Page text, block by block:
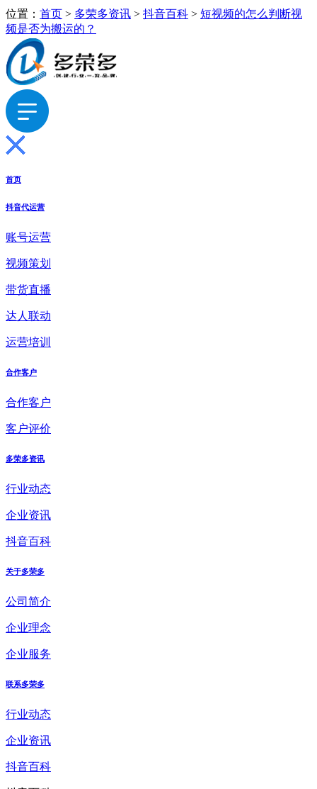
位置： 首页 > 多荣多资讯 > 抖音百科 > 短视频的怎么判断视
频是否为搬运的？
首页
抖音代运营
账号运营
视频策划
带货直播
达人联动
运营培训
合作客户
合作客户
客户评价
多荣多资讯
行业动态
企业资讯
抖音百科
关于多荣多
公司简介
企业理念
企业服务
联系多荣多
行业动态
企业资讯
抖音百科